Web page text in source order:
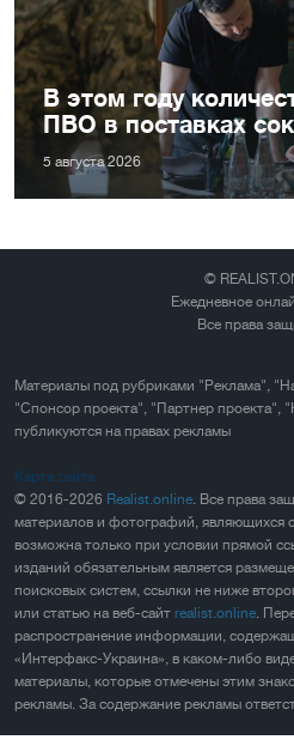
В этом году
ПВО в поставках
5 августа 2026
©
Ежедневное
Все права
Материалы под рубриками "Реклама",
"Спонсор проекта", "Партнер проекта",
публикуются на правах рекламы
Карта сайта
© 2016-2026 Realist.online . Все права
материалов и фотографий, являющихся
возможна только при условии прямой
изданий обязательным является
поисковых систем, ссылки не ниже
или статью на веб-сайт realist.online .
распространение информации,
«Интерфакс-Украина», в каком-либо
материалы, которые отмечены этим
рекламы. За содержание рекламы